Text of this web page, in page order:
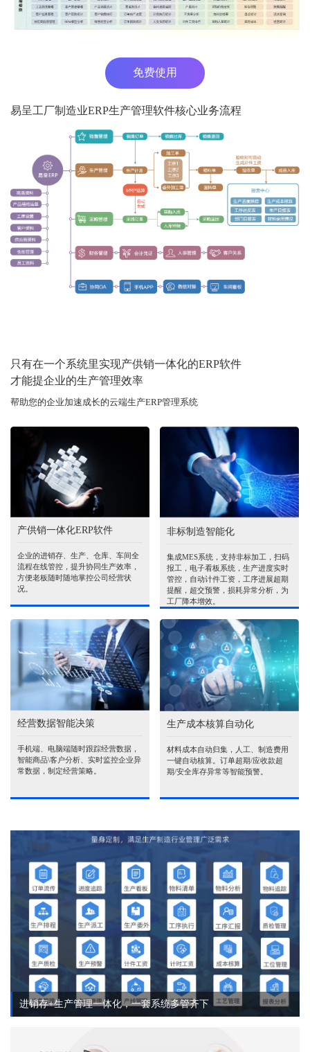
免费使用
易呈工厂制造业ERP生产管理软件核心业务流程
只有在一个系统里实现产供销一体化的ERP软件
才能提企业的生产管理效率
帮助您的企业加速成长的云端生产ERP管理系统
产供销一体化ERP软件
企业的进销存、生产、仓库、车间全
流程在线管控，提升协同生产效率，
方便老板随时随地掌控公司经营状
况。
非标制造智能化
集成MES系统，支持非标加工，扫码
报工，电子看板系统，生产进度实时
管控，自动计件工资，工序进展超期
提醒，超交预警，损耗异常分析，为
工厂降本增效。
经营数据智能决策
手机端、电脑端随时跟踪经营数据，
智能商品\客户分析、实时监控企业异
常数据，制定经营策略。
生产成本核算自动化
材料成本自动归集，人工、制造费用
一键自动核算。订单超期/应收款超
期/安全库存异常等智能预警。
进销存+生产管理一体化，一套系统多管齐下